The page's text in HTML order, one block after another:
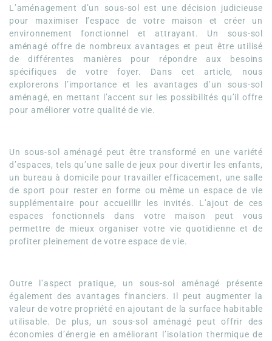
L’aménagement d’un sous-sol est une décision judicieuse
pour maximiser l’espace de votre maison et créer un
environnement fonctionnel et attrayant. Un sous-sol
aménagé offre de nombreux avantages et peut être utilisé
de différentes manières pour répondre aux besoins
spécifiques de votre foyer. Dans cet article, nous
explorerons l’importance et les avantages d’un sous-sol
aménagé, en mettant l’accent sur les possibilités qu’il offre
pour améliorer votre qualité de vie.
Un sous-sol aménagé peut être transformé en une variété
d’espaces, tels qu’une salle de jeux pour divertir les enfants,
un bureau à domicile pour travailler efficacement, une salle
de sport pour rester en forme ou même un espace de vie
supplémentaire pour accueillir les invités. L’ajout de ces
espaces fonctionnels dans votre maison peut vous
permettre de mieux organiser votre vie quotidienne et de
profiter pleinement de votre espace de vie.
Outre l’aspect pratique, un sous-sol aménagé présente
également des avantages financiers. Il peut augmenter la
valeur de votre propriété en ajoutant de la surface habitable
utilisable. De plus, un sous-sol aménagé peut offrir des
économies d’énergie en améliorant l’isolation thermique de